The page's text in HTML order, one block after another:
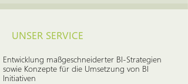
UNSER SERVICE
Entwicklung maßgeschneiderter BI-Strategien
sowie Konzepte für die Umsetzung von BI
Initiativen